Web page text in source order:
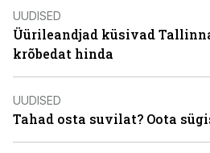
UUDISED
Üürileandjad küsivad
krõbedat hinda
UUDISED
Tahad osta suvilat? Oota